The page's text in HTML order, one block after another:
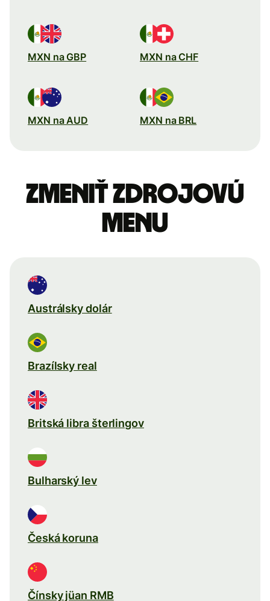
MXN na GBP MXN na CHF
MXN na AUD MXN na BRL
Zmeniť zdrojovú
menu
Austrálsky dolár
Brazílsky real
Britská libra šterlingov
Bulharský lev
Česká koruna
Čínsky jüan RMB